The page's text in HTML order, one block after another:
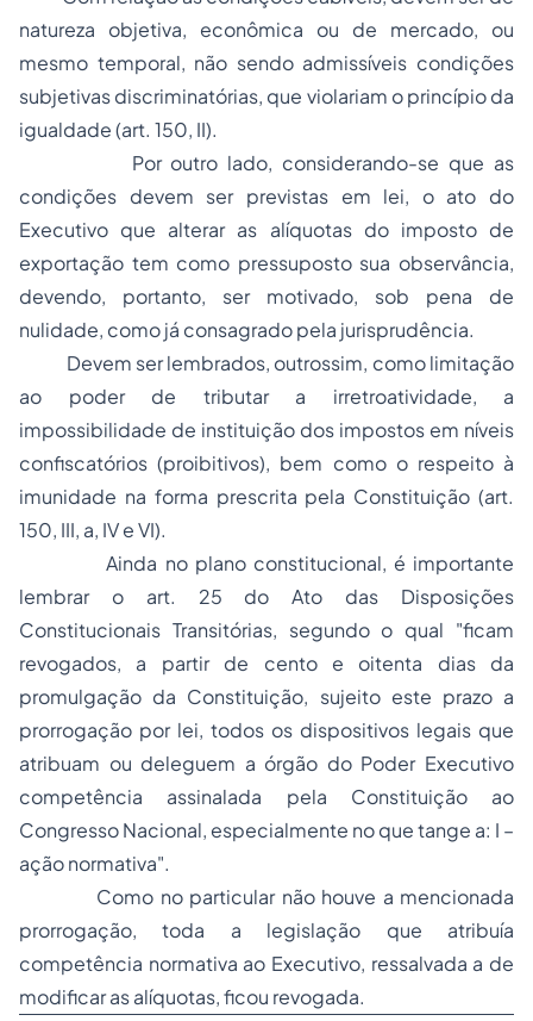
natureza objetiva, econômica ou de mercado, ou
mesmo temporal, não sendo admissíveis condições
subjetivas discriminatórias, que violariam o princípio da
igualdade (art. 150, II).
Por outro lado, considerando-se que as
condições devem ser previstas em lei, o ato do
Executivo que alterar as alíquotas do imposto de
exportação tem como pressuposto sua observância,
devendo, portanto, ser motivado, sob pena de
nulidade, como já consagrado pela jurisprudência.
Devem ser lembrados, outrossim, como limitação
ao poder de tributar a irretroatividade, a
impossibilidade de instituição dos impostos em níveis
confiscatórios (proibitivos), bem como o respeito à
imunidade na forma prescrita pela Constituição (art.
150, III, a, IV e VI).
Ainda no plano constitucional, é importante
lembrar o art. 25 do Ato das Disposições
Constitucionais Transitórias, segundo o qual "ficam
revogados, a partir de cento e oitenta dias da
promulgação da Constituição, sujeito este prazo a
prorrogação por lei, todos os dispositivos legais que
atribuam ou deleguem a órgão do Poder Executivo
competência assinalada pela Constituição ao
Congresso Nacional, especialmente no que tange a: I –
ação normativa".
Como no particular não houve a mencionada
prorrogação, toda a legislação que atribuía
competência normativa ao Executivo, ressalvada a de
modificar as alíquotas, ficou revogada.